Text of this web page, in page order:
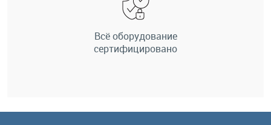
Всё оборудование
сертифицировано